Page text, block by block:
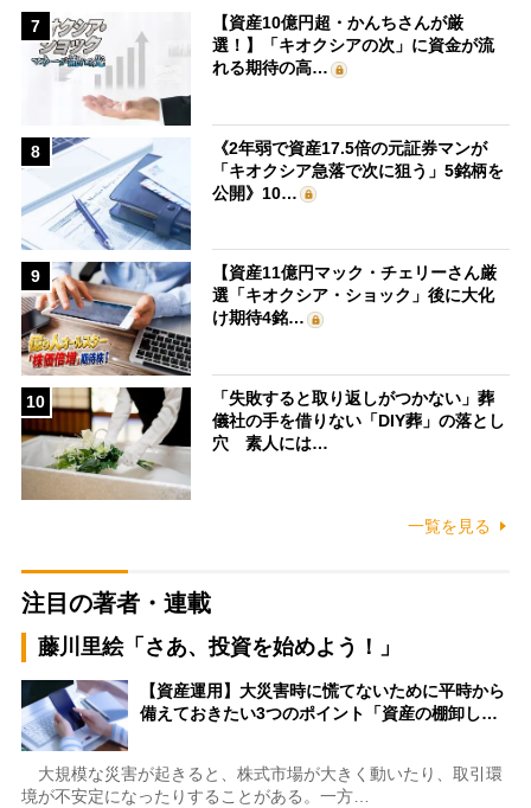
7
【資産10億円超・かんちさんが厳
選！】「キオクシアの次」に資金が流
れる期待の高…
8
《2年弱で資産17.5倍の元証券マンが
「キオクシア急落で次に狙う」5銘柄を
公開》10…
9
【資産11億円マック・チェリーさん厳
選「キオクシア・ショック」後に大化
け期待4銘…
10
「失敗すると取り返しがつかない」葬
儀社の手を借りない「DIY葬」の落とし
穴 素人には…
一覧を見る
注目の著者・連載
藤川里絵「さあ、投資を始めよう！」
【資産運用】大災害時に慌てないために平時から
備えておきたい3つのポイント「資産の棚卸し…
大規模な災害が起きると、株式市場が大きく動いたり、取引環
境が不安定になったりすることがある。一方…